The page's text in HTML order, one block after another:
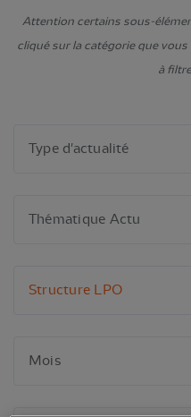
Attention certains sous-
cliqué sur la catégorie que
à